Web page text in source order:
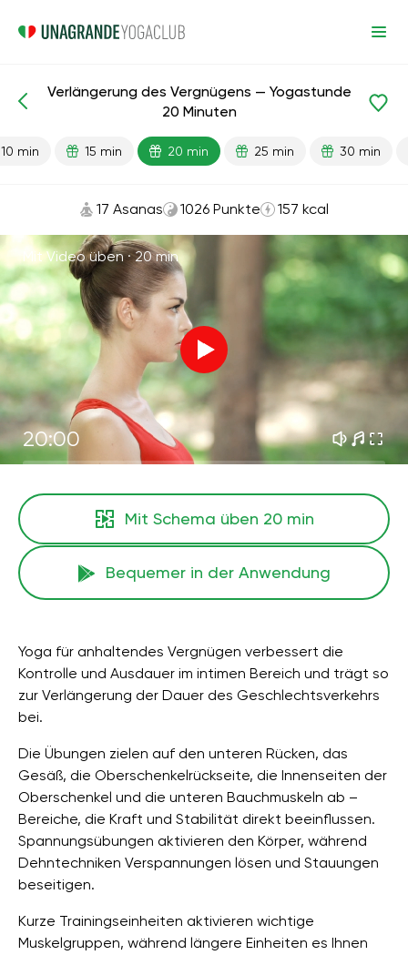
Sex Energie
Verlängerung des Vergnügens — Yogastunde
20 Minuten
10 min 15 min 20 min 25 min 30 min
17 Asanas 1026 Punkte 157 kcal
Mit Video üben ·20 min
20:00
Mit Schema üben 20 min
Bequemer in der Anwendung
Yoga für anhaltendes Vergnügen verbessert die
Kontrolle und Ausdauer im intimen Bereich und trägt so
zur Verlängerung der Dauer des Geschlechtsverkehrs
bei.
Die Übungen zielen auf den unteren Rücken, das
Gesäß, die Oberschenkelrückseite, die Innenseiten der
Oberschenkel und die unteren Bauchmuskeln ab –
Bereiche, die Kraft und Stabilität direkt beeinflussen.
Spannungsübungen aktivieren den Körper, während
Dehntechniken Verspannungen lösen und Stauungen
beseitigen.
Kurze Trainingseinheiten aktivieren wichtige
Muskelgruppen, während längere Einheiten es Ihnen